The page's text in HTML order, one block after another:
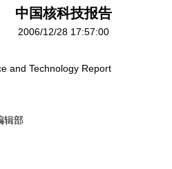
中国核科技报告
2006/12/28 17:57:00
and Technology Report
辑部